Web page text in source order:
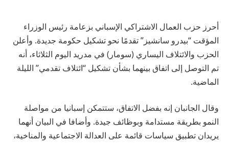
أحرز حزب العمال الاشتراكي الإسباني بزعامة رئيس الوزراء
المؤقت “بيدرو سانشيز” تقدمًا نحو تشكيل حكومة جديدة. وأعلن
الحزب والائتلاف اليساري (سومار) في مدريد اليوم الثلاثاء، أنه
تم التوصل إلى اتفاق بينهما بشأن تشكيل “ائتلاف تقدمي” الليلة
الماضية.
وقال الجانبان إنه بفضل الاتفاق، ستتمكن إسبانيا من مواصلة
النمو بطريقة مستدامة وبوظائف جيدة. وأضافا في البيان أنهما
يريدان تطبيق سياسات قائمة على العدالة الاجتماعية والمناخية،